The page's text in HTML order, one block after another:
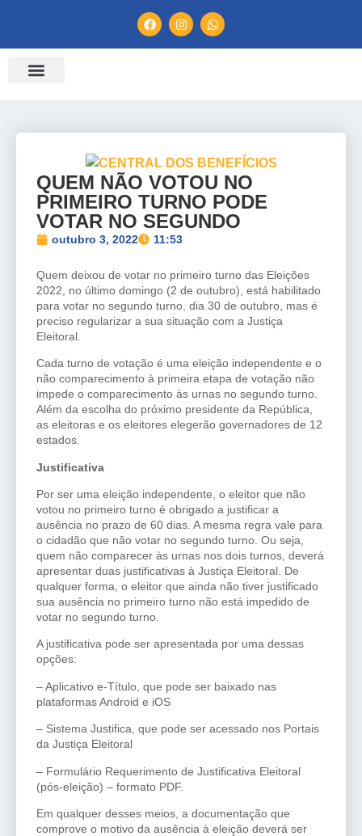
QUEM NÃO VOTOU NO
PRIMEIRO TURNO PODE
VOTAR NO SEGUNDO
outubro 3, 2022 11:53
Quem deixou de votar no primeiro turno das Eleições
2022, no último domingo (2 de outubro), está habilitado
para votar no segundo turno, dia 30 de outubro, mas é
preciso regularizar a sua situação com a Justiça
Eleitoral.
Cada turno de votação é uma eleição independente e o
não comparecimento à primeira etapa de votação não
impede o comparecimento às urnas no segundo turno.
Além da escolha do próximo presidente da República,
as eleitoras e os eleitores elegerão governadores de 12
estados.
Justificativa
Por ser uma eleição independente, o eleitor que não
votou no primeiro turno é obrigado a justificar a
ausência no prazo de 60 dias. A mesma regra vale para
o cidadão que não votar no segundo turno. Ou seja,
quem não comparecer às urnas nos dois turnos, deverá
apresentar duas justificativas à Justiça Eleitoral. De
qualquer forma, o eleitor que ainda não tiver justificado
sua ausência no primeiro turno não está impedido de
votar no segundo turno.
A justificativa pode ser apresentada por uma dessas
opções:
– Aplicativo e-Título, que pode ser baixado nas
plataformas Android e iOS
– Sistema Justifica, que pode ser acessado nos Portais
da Justiça Eleitoral
– Formulário Requerimento de Justificativa Eleitoral
(pós-eleição) – formato PDF.
Em qualquer desses meios, a documentação que
comprove o motivo da ausência à eleição deverá ser